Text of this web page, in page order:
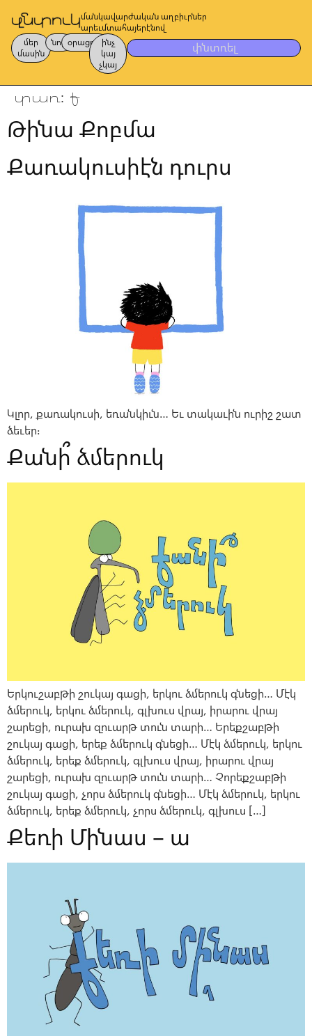
մանկավարժական աղբիւրներ
արեւմտահայերէնով
մեր
մասին
նոր օրացոյց
ինչ
կայ
չկայ
փնտռել
տառ: ք
Թինա Քոբմա
Քառակուսիէն դուրս
Կլոր, քառակուսի, եռանկիւն… Եւ տակաւին ուրիշ շատ
ձեւեր։
Քանի՞ ձմերուկ
Երկուշաբթի շուկայ գացի, երկու ձմերուկ գնեցի… Մէկ
ձմերուկ, երկու ձմերուկ, գլխուս վրայ, իրարու վրայ
շարեցի, ուրախ զուարթ տուն տարի… Երեքշաբթի
շուկայ գացի, երեք ձմերուկ գնեցի… Մէկ ձմերուկ, երկու
ձմերուկ, երեք ձմերուկ, գլխուս վրայ, իրարու վրայ
շարեցի, ուրախ զուարթ տուն տարի… Չորեքշաբթի
շուկայ գացի, չորս ձմերուկ գնեցի… Մէկ ձմերուկ, երկու
ձմերուկ, երեք ձմերուկ, չորս ձմերուկ, գլխուս […]
Քեռի Մինաս – ա